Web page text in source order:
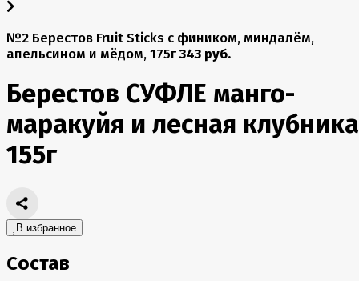
№2 Берестов Fruit Stiсks с фиником, миндалём,
апельсином и мёдом, 175г343 руб.
Берестов СУФЛЕ манго-
маракуйя и лесная
155г
В избранное
Состав